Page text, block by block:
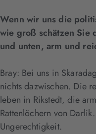
Wenn wir uns die
wie groß schätzen Sie
und unten, arm und
Bray: Bei uns in
nichts dazwischen. Die
leben in Rikstedt, die
Rattenlöchern von
Ungerechtigkeit.